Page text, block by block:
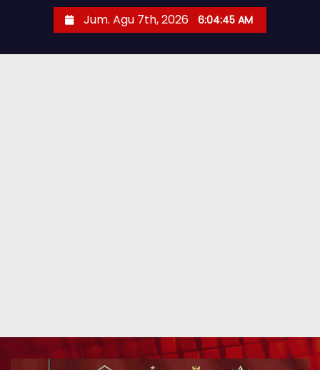
Jum. Agu 7th, 2026 6:04:46 AM